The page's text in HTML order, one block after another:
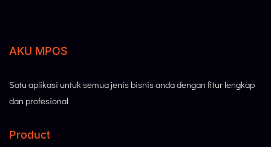
AKU MPOS
Satu aplikasi untuk semua jenis bisnis anda dengan fitur lengkap
dan profesional
Product